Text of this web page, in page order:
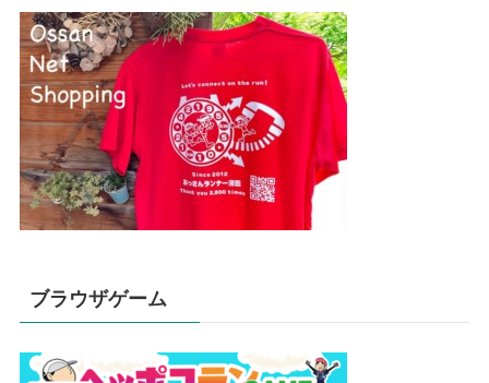
ブラウザゲーム